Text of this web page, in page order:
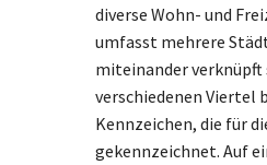
diverse Wohn- und
umfasst mehrere
miteinander
verschiedenen Viertel
Kennzeichen, die für
gekennzeichnet. Auf